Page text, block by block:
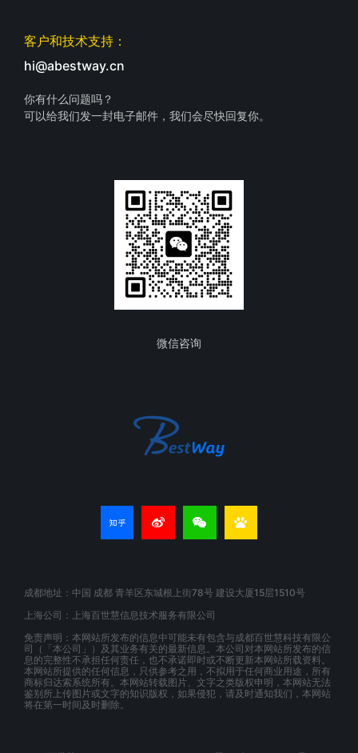
客户和技术支持：
hi@abestway.cn
你有什么问题吗？
可以给我们发一封电子邮件，我们会尽快回复你。
微信咨询
成都地址：中国 成都 青羊区东城根上街78号 建设大厦15层1510号
上海公司：上海百世慧信息技术服务有限公司
免责声明：本网站所发布的信息中可能未有包含与成都百世慧科技有限公
司（「本公司」）及其业务有关的最新信息。本公司对本网站所发布的信
息的完整性不承担任何责任，也不承诺即时或不断更新本网站所载资料。
本网站所提供的任何信息，只供参考之用，不拟用于任何商业用途，所有
商标归达索系统所有。本网站转载图片、文字之类版权申明，本网站无法
鉴别所上传图片或文字的知识版权，如果侵犯，请及时通知我们，本网站
将在第一时间及时删除。